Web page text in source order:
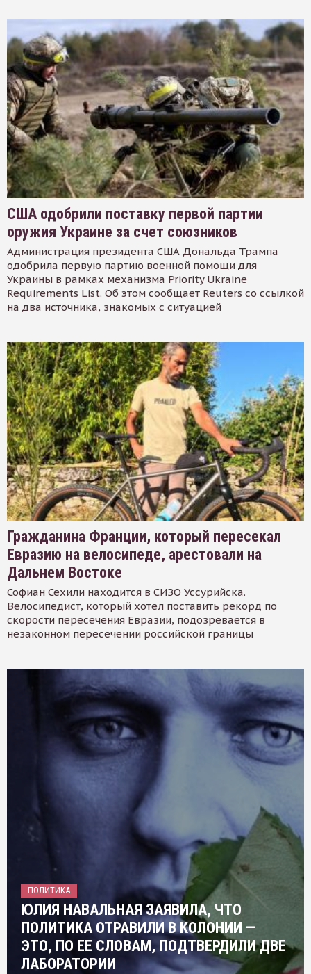
США одобрили поставку первой партии
оружия Украине за счет союзников
Администрация президента США Дональда Трампа
одобрила первую партию военной помощи для
Украины в рамках механизма Priority Ukraine
Requirements List. Об этом сообщает Reuters со ссылкой
на два источника, знакомых с ситуацией
Гражданина Франции, который пересекал
Евразию на велосипеде, арестовали на
Дальнем Востоке
Софиан Сехили находится в СИЗО Уссурийска.
Велосипедист, который хотел поставить рекорд по
скорости пересечения Евразии, подозревается в
незаконном пересечении российской границы
ПОЛИТИКА
ЮЛИЯ НАВАЛЬНАЯ ЗАЯВИЛА, ЧТО
ПОЛИТИКА ОТРАВИЛИ В КОЛОНИИ —
ЭТО, ПО ЕЕ СЛОВАМ, ПОДТВЕРДИЛИ ДВЕ
ЛАБОРАТОРИИ